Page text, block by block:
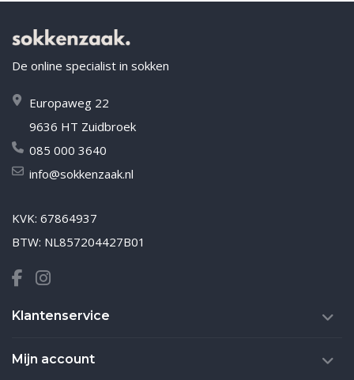
De online specialist in sokken
Europaweg 22
9636 HT Zuidbroek
085 000 3640
info@sokkenzaak.nl
KVK: 67864937
BTW: NL857204427B01
Klantenservice
Mijn account